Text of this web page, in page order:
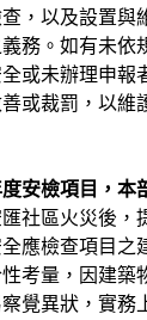
，以及設置與
務。如有未依
或未辦理申報
或裁罰，以維
安檢項目，本
社區火災後，
應檢查項目之
考量，因建築
覺異狀，實務